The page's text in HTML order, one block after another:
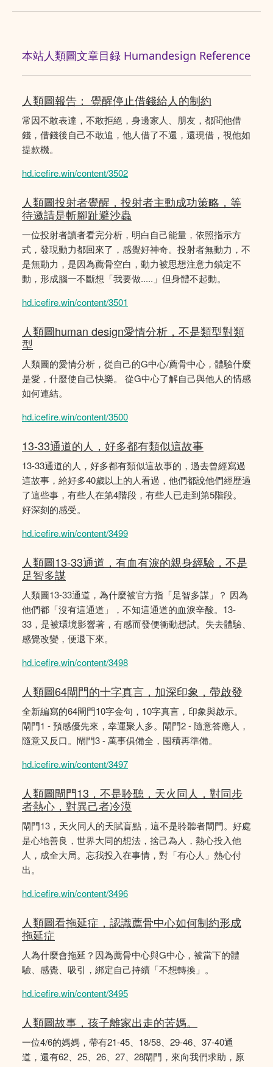
本站人類圖文章目録 Humandesign Reference
人類圖報告： 覺醒停止借錢給人的制約
常因不敢表達，不敢拒絕，身邊家人、朋友，都問他借
錢，借錢後自己不敢追，他人借了不還，還現借，視他如
提款機。
hd.icefire.win/content/3502
人類圖投射者覺醒，投射者主動成功策略，等
待邀請是斬腳趾避沙蟲
一位投射者讀者看完分析，明白自己能量，依照指示方
式，發現動力都回來了，感覺好神奇。投射者無動力，不
是無動力，是因為薦骨空白，動力被思想注意力鎖定不
動，形成腦一不斷想「我要做.....」但身體不起動。
hd.icefire.win/content/3501
人類圖human design愛情分析，不是類型對類
型
人類圖的愛情分析，從自己的G中心/薦骨中心，體驗什麼
是愛，什麼使自己快樂。 從G中心了解自己與他人的情感
如何連結。
hd.icefire.win/content/3500
13-33通道的人，好多都有類似這故事
13-33通道的人，好多都有類似這故事的，過去曾經寫過
這故事，給好多40歲以上的人看過，他們都說他們經歴過
了這些事，有些人在第4階段，有些人已走到第5階段。
好深刻的感受。
hd.icefire.win/content/3499
人類圖13-33通道，有血有淚的親身經驗，不是
足智多謀
人類圖13-33通道，為什麼被官方指「足智多謀」？ 因為
他們都「沒有這通道」，不知這通道的血淚辛酸。13-
33，是被環境影響著，有感而發便衝動想試。失去體驗、
感覺改變，便退下來。
hd.icefire.win/content/3498
人類圖64閘門的十字真言，加深印象，帶啟發
全新編寫的64閘門10字金句，10字真言，印象與啟示。
閘門1 - 預感優先來，幸運聚人多。閘門2 - 隨意答應人，
隨意又反口。閘門3 - 萬事俱備全，囤積再準備。
hd.icefire.win/content/3497
人類圖閘門13，不是聆聽，天火同人，對同步
者熱心，對異己者冷漠
閘門13，天火同人的天賦盲點，這不是聆聽者閘門。好處
是心地善良，世界大同的想法，捨己為人，熱心投入他
人，成全大局。忘我投入在事情，對「有心人」熱心付
出。
hd.icefire.win/content/3496
人類圖看拖延症，認識薦骨中心如何制約形成
拖延症
人為什麼會拖延？因為薦骨中心與G中心，被當下的體
驗、感覺、吸引，綁定自己持續「不想轉換」。
hd.icefire.win/content/3495
人類圖故事，孩子離家出走的苦媽。
一位4/6的媽媽，帶有21-45、18/58、29-46、37-40通
道，還有62、25、26、27、28閘門，來向我們求助，原